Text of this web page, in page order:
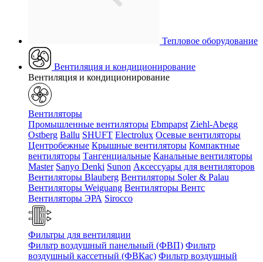
Тепловое оборудование
Вентиляция и кондиционирование
Вентиляция и кондиционирование
Вентиляторы
Промышленные вентиляторы Ebmpapst Ziehl-Abegg
Ostberg Ballu SHUFT Electrolux Осевые вентиляторы
Центробежные Крышные вентиляторы Компактные
вентиляторы Тангенциальные Канальные вентиляторы
Master Sanyo Denki Sunon Аксессуары для вентиляторов
Вентиляторы Blauberg Вентиляторы Soler & Palau
Вентиляторы Weiguang Вентиляторы Вентс
Вентиляторы ЭРА Sirocco
Фильтры для вентиляции
Фильтр воздушный панельный (ФВП) Фильтр
воздушный кассетный (ФВКас) Фильтр воздушный